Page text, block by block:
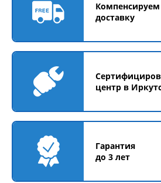
Компенсируем
доставку
центр в
Гарантия
до 3 лет